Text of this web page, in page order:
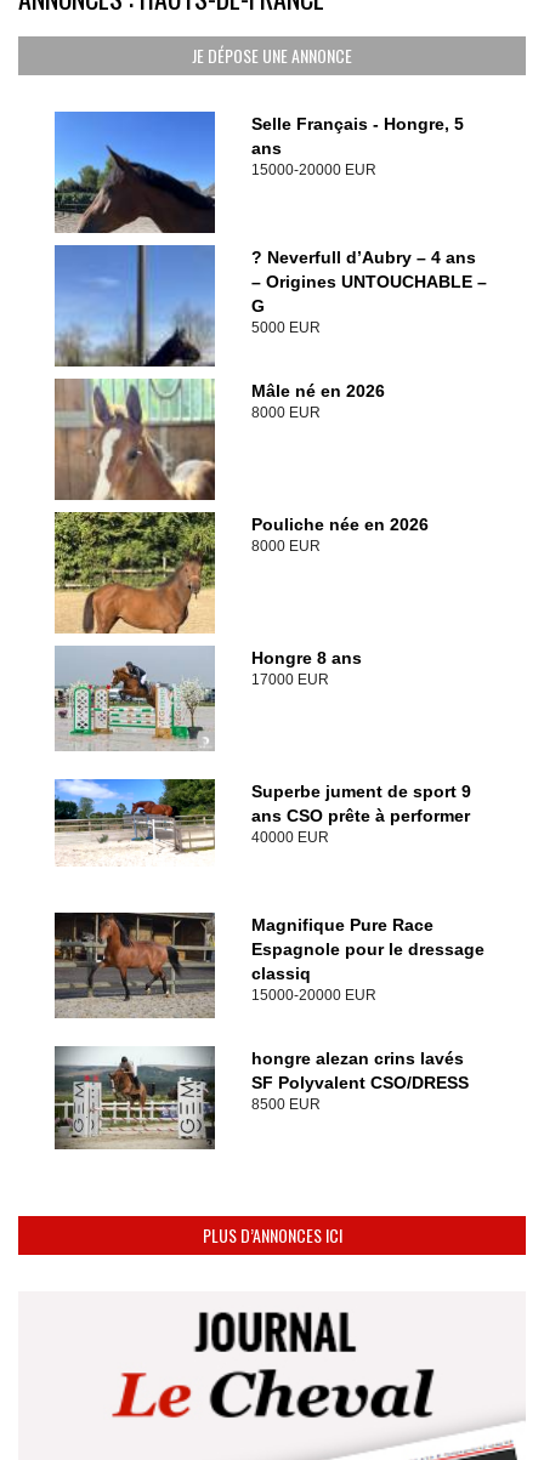
JE DÉPOSE UNE ANNONCE
Selle Français - Hongre, 5
ans
15000-20000 EUR
? Neverfull d’Aubry – 4 ans
– Origines UNTOUCHABLE –
G
5000 EUR
Mâle né en 2026
8000 EUR
Pouliche née en 2026
8000 EUR
Hongre 8 ans
17000 EUR
Superbe jument de sport 9
ans CSO prête à performer
40000 EUR
Magnifique Pure Race
Espagnole pour le dressage
classiq
15000-20000 EUR
hongre alezan crins lavés
SF Polyvalent CSO/DRESS
8500 EUR
PLUS D’ANNONCES ICI